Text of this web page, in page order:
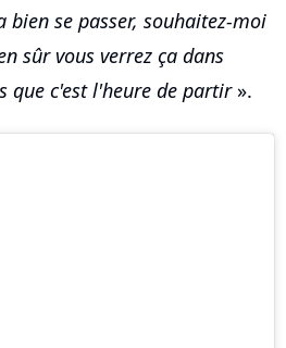
bien se passer, souhaitez-moi
sûr vous verrez ça dans
que c'est l'heure de partir».